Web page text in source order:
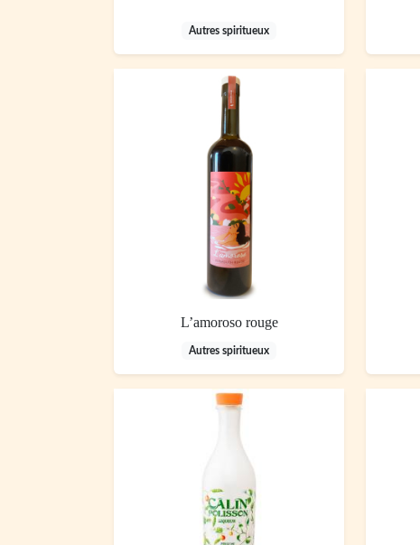
Autres spiritueux
L’amoroso rouge
Autres spiritueux